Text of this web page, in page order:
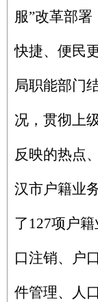
服”改革部署
快捷、便民
局职能部门
况，贯彻上
反映的热点
汉市户籍业
了127项户
口注销、户
件管理、人